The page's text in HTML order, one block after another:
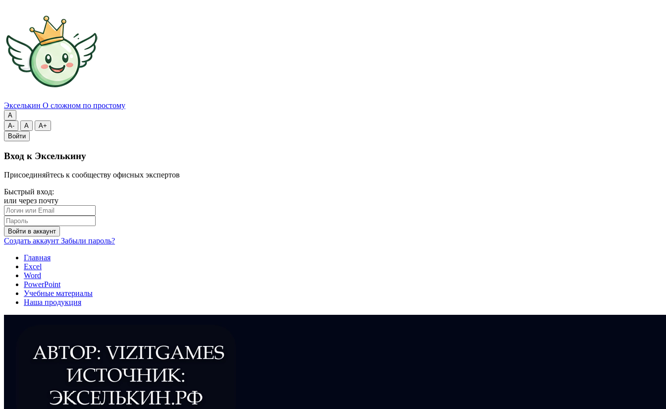
Экселькин О сложном по простому
A
A-
A
A+
Войти
Вход к Экселькину
Присоединяйтесь к сообществу офисных экспертов
Быстрый вход:
или через почту
Войти в аккаунт
Создать аккаунт Забыли пароль?
Главная
Excel
Word
PowerPoint
Учебные материалы
Наша продукция